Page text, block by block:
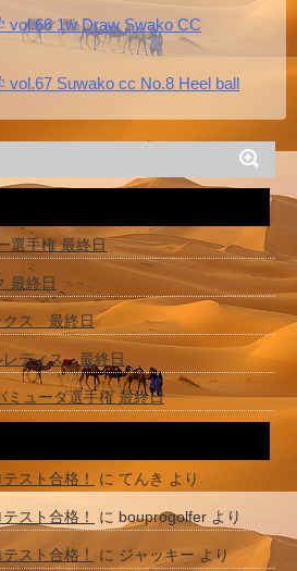
vol.66 1w Draw Swako CC
vol.67 Suwako cc No.8 Heel ball
選手権 最終日
最終日
クス 最終日
レディス 最終日
ミューダ選手権 最終日
スト合格！ に てんき より
スト合格！ に bouprogolfer より
スト合格！ に ジャッキーより